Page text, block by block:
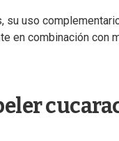
su uso
en combinación con